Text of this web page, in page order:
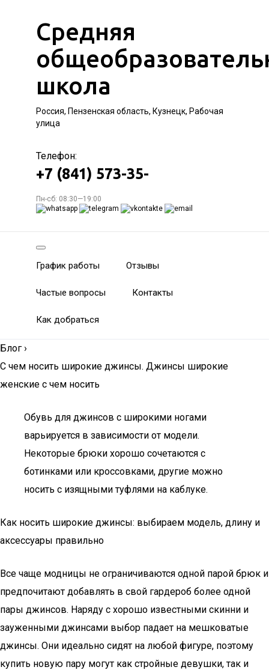
Средняя
школа
Россия, Пензенская область, Кузнецк, Рабочая
улица
Телефон:
+7 (841) 573-35-
Пн-сб: 08:30—19:00
График работы Отзывы
Частые вопросы Контакты
Как добраться
Блог ›
С чем носить широкие джинсы. Джинсы широкие
женские с чем носить
Обувь для джинсов с широкими ногами
варьируется в зависимости от модели.
Некоторые брюки хорошо сочетаются с
ботинками или кроссовками, другие можно
носить с изящными туфлями на каблуке.
Как носить широкие джинсы: выбираем модель, длину и
аксессуары правильно
Все чаще модницы не ограничиваются одной парой брюк и
предпочитают добавлять в свой гардероб более одной
пары джинсов. Наряду с хорошо известными скинни и
зауженными джинсами выбор падает на мешковатые
джинсы. Они идеально сидят на любой фигуре, поэтому
купить новую пару могут как стройные девушки, так и